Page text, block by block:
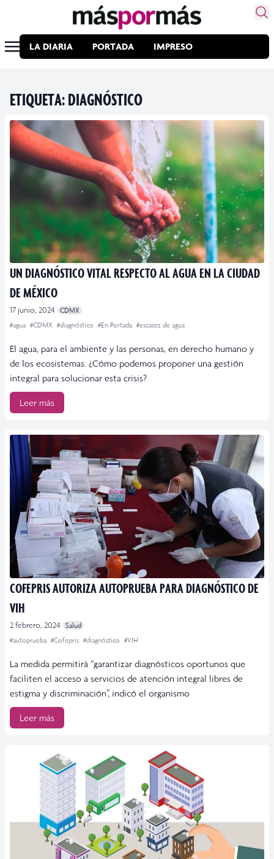
LA DIARIA PORTADA IMPRESO
ETIQUETA:DIAGNÓSTICO
UN DIAGNÓSTICO VITAL RESPECTO AL AGUA EN LA CIUDAD
DE MÉXICO
17 junio, 2024
CDMX
#agua #CDMX #diagnóstico #En Portada #escasez de agua
El agua, para el ambiente y las personas, en derecho humano y
de los ecosistemas. ¿Cómo podemos proponer una gestión
integral para solucionar esta crisis?
Leer más
COFEPRIS AUTORIZA AUTOPRUEBA PARA DIAGNÓSTICO DE
VIH
2 febrero, 2024
Salud
#autoprueba #Cofepris #diagnóstico #VIH
La medida permitirá “garantizar diagnósticos oportunos que
faciliten el acceso a servicios de atención integral libres de
estigma y discriminación”, indicó el organismo
Leer más